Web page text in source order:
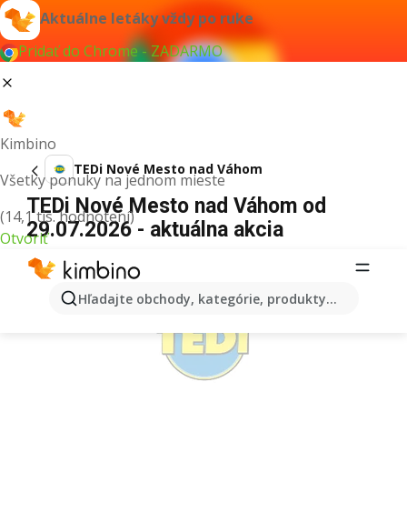
Aktuálne letáky vždy po ruke
Pridať do Chrome - ZADARMO
Kimbino
Všetky ponuky na jednom mieste
(14,1 tis. hodnotení)
Otvoriť
Hľadajte obchody, kategórie, produkty...
TEDi Nové Mesto nad Váhom
TEDi Nové Mesto nad Váhom od
29.07.2026 - aktuálna akcia